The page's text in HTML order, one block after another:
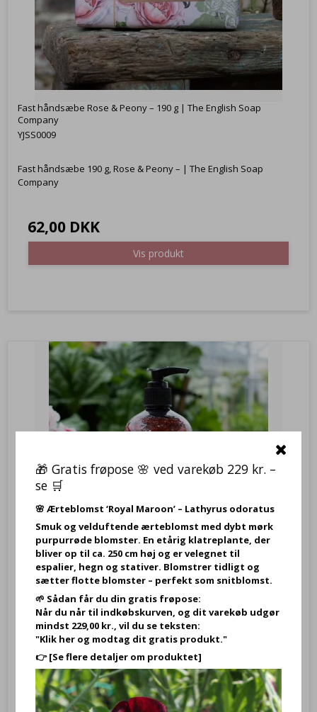
Fast håndsæbe Rose & Peony – 190 g | The English Soap
Company
YJSS0009
Fast håndsæbe 190 g, Rose & Peony – | The English Soap
Company
62,00 DKK
Vis produkt
Flydende Håndsæbe - Rose & Peony, 500 ml – The English Soap
Company
YJSS0031
Flydende Håndsæbe500 ml,Anniversary Rose & Peony, –
The English Soap Company
🎁 Gratis frøpose 🌸 ved varekøb 229 kr. –
se 🛒
🌸 Ærteblomst ‘Royal Maroon’ – Lathyrus odoratus
Smuk og velduftende ærteblomst med dybt mørk
purpurrøde blomster. En etårig klatreplante, der
bliver op til ca. 250 cm høj og er velegnet til
espalier, hegn og stativer. Blomstrer tidligt og
sætter flotte blomster – perfekt som snitblomst.
🌱 Sådan får du din gratis frøpose:
Når du når til indkøbskurven, og dit varekøb udgør
mindst 229,00 kr., vil du se teksten:
"Klik her og modtag dit gratis produkt."
👉[Se flere detaljer om produktet]